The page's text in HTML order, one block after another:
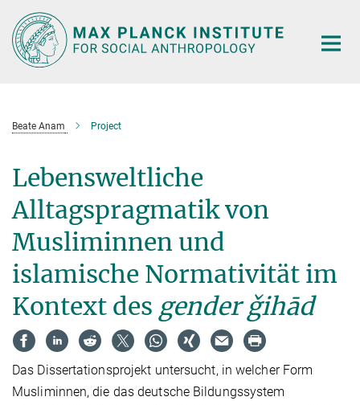
Main-
Content
Beate Anam Project
Lebensweltliche
Alltagspragmatik von
Musliminnen und
islamische Normativität im
Kontext des gender ǧihād
Das Dissertationsprojekt untersucht, in welcher Form
Musliminnen, die das deutsche Bildungssystem